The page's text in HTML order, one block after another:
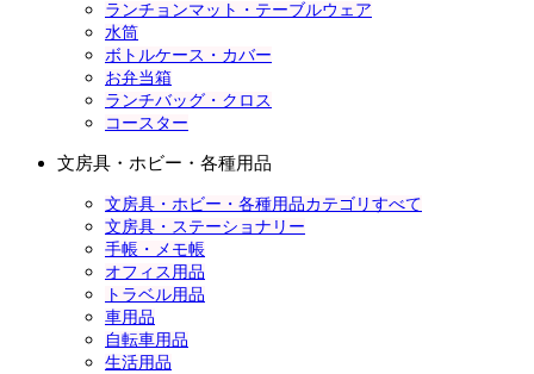
ランチョンマット・テーブルウェア
水筒
ボトルケース・カバー
お弁当箱
ランチバッグ・クロス
コースター
文房具・ホビー・各種用品
文房具・ホビー・各種用品カテゴリすべて
文房具・ステーショナリー
手帳・メモ帳
オフィス用品
トラベル用品
車用品
自転車用品
生活用品